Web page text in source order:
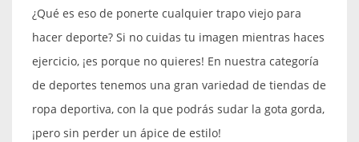
¿Qué es eso de ponerte cualquier trapo viejo para
hacer deporte? Si no cuidas tu imagen mientras haces
ejercicio, ¡es porque no quieres! En nuestra categoría
de deportes tenemos una gran variedad de tiendas de
ropa deportiva, con la que podrás sudar la gota gorda,
¡pero sin perder un ápice de estilo!